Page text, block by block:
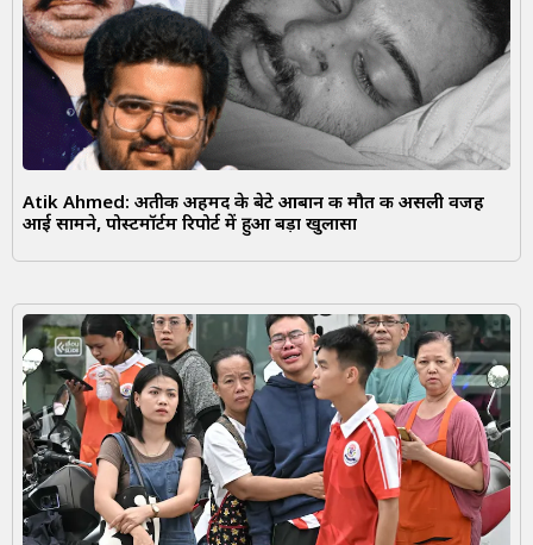
Atik Ahmed: अतीक अहमद के बेटे आबान की मौत की असली वजह
आई सामने, पोस्टमॉर्टम रिपोर्ट में हुआ बड़ा खुलासा